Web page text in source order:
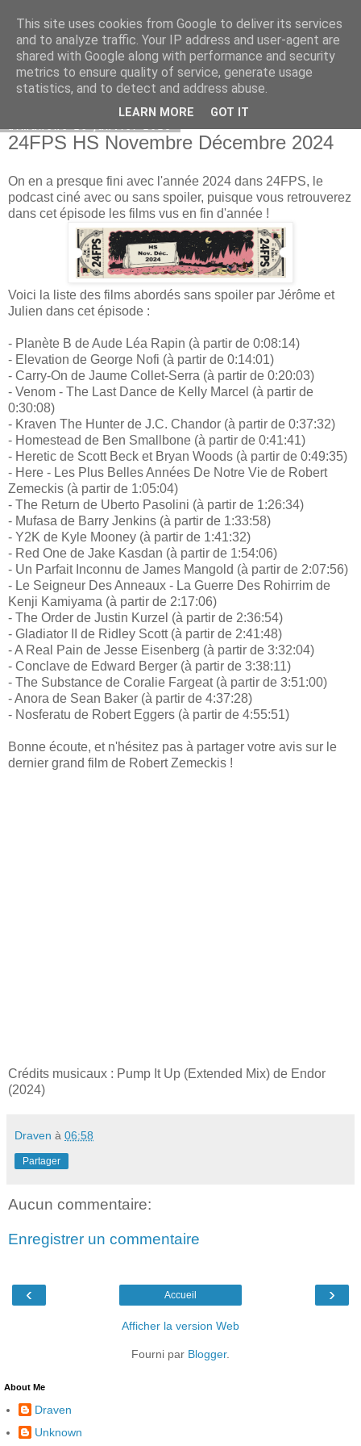
Bepod
24FPS HS Novembre Décembre 2024
On en a presque fini avec l'année 2024 dans 24FPS, le
podcast ciné avec ou sans spoiler, puisque vous retrouverez
dans cet épisode les films vus en fin d'année !
Voici la liste des films abordés sans spoiler par Jérôme et
Julien dans cet épisode :
- Planète B de Aude Léa Rapin (à partir de 0:08:14)
- Elevation de George Nofi (à partir de 0:14:01)
- Carry-On de Jaume Collet-Serra (à partir de 0:20:03)
- Venom - The Last Dance de Kelly Marcel (à partir de
0:30:08)
- Kraven The Hunter de J.C. Chandor (à partir de 0:37:32)
- Homestead de Ben Smallbone (à partir de 0:41:41)
- Heretic de Scott Beck et Bryan Woods (à partir de 0:49:35)
- Here - Les Plus Belles Années De Notre Vie de Robert
Zemeckis (à partir de 1:05:04)
- The Return de Uberto Pasolini (à partir de 1:26:34)
- Mufasa de Barry Jenkins (à partir de 1:33:58)
- Y2K de Kyle Mooney (à partir de 1:41:32)
- Red One de Jake Kasdan (à partir de 1:54:06)
- Un Parfait Inconnu de James Mangold (à partir de 2:07:56)
- Le Seigneur Des Anneaux - La Guerre Des Rohirrim de
Kenji Kamiyama (à partir de 2:17:06)
- The Order de Justin Kurzel (à partir de 2:36:54)
- Gladiator II de Ridley Scott (à partir de 2:41:48)
- A Real Pain de Jesse Eisenberg (à partir de 3:32:04)
- Conclave de Edward Berger (à partir de 3:38:11)
- The Substance de Coralie Fargeat (à partir de 3:51:00)
- Anora de Sean Baker (à partir de 4:37:28)
- Nosferatu de Robert Eggers (à partir de 4:55:51)
Bonne écoute, et n'hésitez pas à partager votre avis sur le
dernier grand film de Robert Zemeckis !
Crédits musicaux : Pump It Up (Extended Mix) de Endor
(2024)
Draven à 06:58
Partager
Aucun commentaire:
Enregistrer un commentaire
‹ ›
Accueil
Afficher la version Web
Fourni par Blogger.
About Me
Draven
Unknown
This site uses cookies from Google to deliver its services
and to analyze traffic. Your IP address and user-agent are
shared with Google along with performance and security
metrics to ensure quality of service, generate usage
statistics, and to detect and address abuse.
LEARN MORE GOT IT